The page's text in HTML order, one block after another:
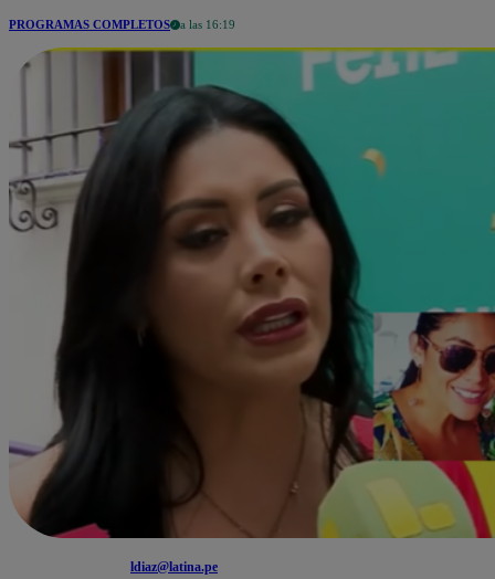
PROGRAMAS COMPLETOS a las 16:19
ldiaz@latina.pe